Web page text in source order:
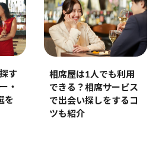
す
・
を
相席屋は1人でも利用
できる？相席サービス
で出会い探しをするコ
ツも紹介